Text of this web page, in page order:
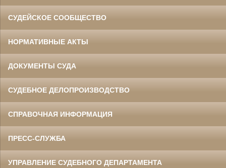
СУДЕЙСКОЕ СООБЩЕСТВО
НОРМАТИВНЫЕ АКТЫ
ДОКУМЕНТЫ СУДА
СУДЕБНОЕ ДЕЛОПРОИЗВОДСТВО
СПРАВОЧНАЯ ИНФОРМАЦИЯ
ПРЕСС-СЛУЖБА
УПРАВЛЕНИЕ СУДЕБНОГО ДЕПАРТАМЕНТА